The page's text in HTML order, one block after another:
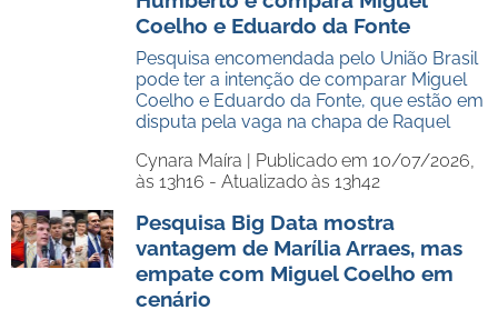
Coelho e Eduardo da Fonte
Pesquisa encomendada pelo União Brasil
pode ter a intenção de comparar Miguel
Coelho e Eduardo da Fonte, que estão em
disputa pela vaga na chapa de Raquel
Cynara Maíra | Publicado em 10/07/2026,
às 13h16 - Atualizado às 13h42
Pesquisa Big Data mostra
vantagem de Marília Arraes, mas
empate com Miguel Coelho em
cenário